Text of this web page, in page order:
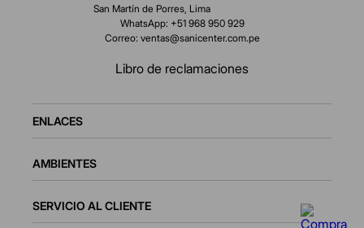
San Martín de Porres, Lima
WhatsApp: +51 968 950 929
Correo: ventas@sanicenter.com.pe
Libro de reclamaciones
ENLACES
AMBIENTES
SERVICIO AL CLIENTE